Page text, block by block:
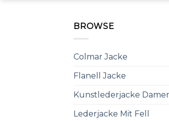
BROWSE
Colmar Jacke
Flanell Jacke
Kunstlederjacke
Lederjacke Mit Fell